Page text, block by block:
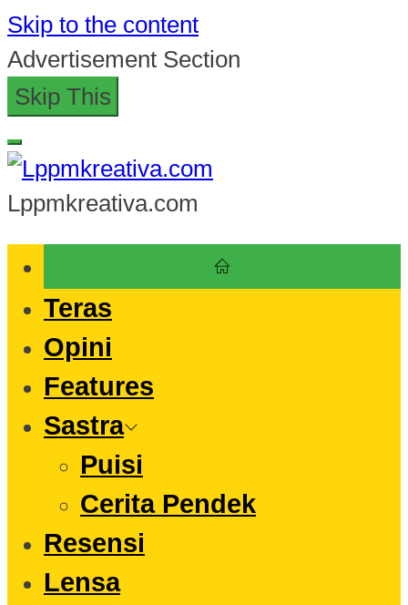
Skip to the content
Advertisement Section
Skip This
Lppmkreativa.com
Teras
Opini
Features
Sastra
Puisi
Cerita Pendek
Resensi
Lensa